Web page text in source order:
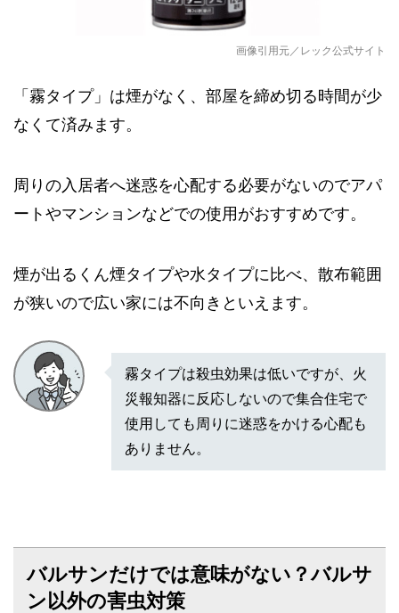
画像引用元／レック公式サイト
「霧タイプ」は煙がなく、部屋を締め切る時間が少
なくて済みます。
周りの入居者へ迷惑を心配する必要がないのでアパ
ートやマンションなどでの使用がおすすめです。
煙が出るくん煙タイプや水タイプに比べ、散布範囲
が狭いので広い家には不向きといえます。
霧タイプは殺虫効果は低いですが、火
災報知器に反応しないので集合住宅で
使用しても周りに迷惑をかける心配も
ありません。
バルサンだけでは意味がない？バルサ
ン以外の害虫対策